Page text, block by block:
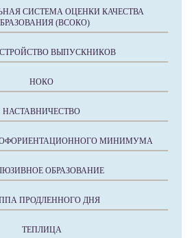
СИСТЕМА ОЦЕНКИ КАЧЕСТВА
(ВСОКО)
ВЫПУСКНИКОВ
НОКО
НАСТАВНИЧЕСТВО
МИНИМУМА
ОБРАЗОВАНИЕ
ПРОДЛЕННОГО ДНЯ
ТЕПЛИЦА